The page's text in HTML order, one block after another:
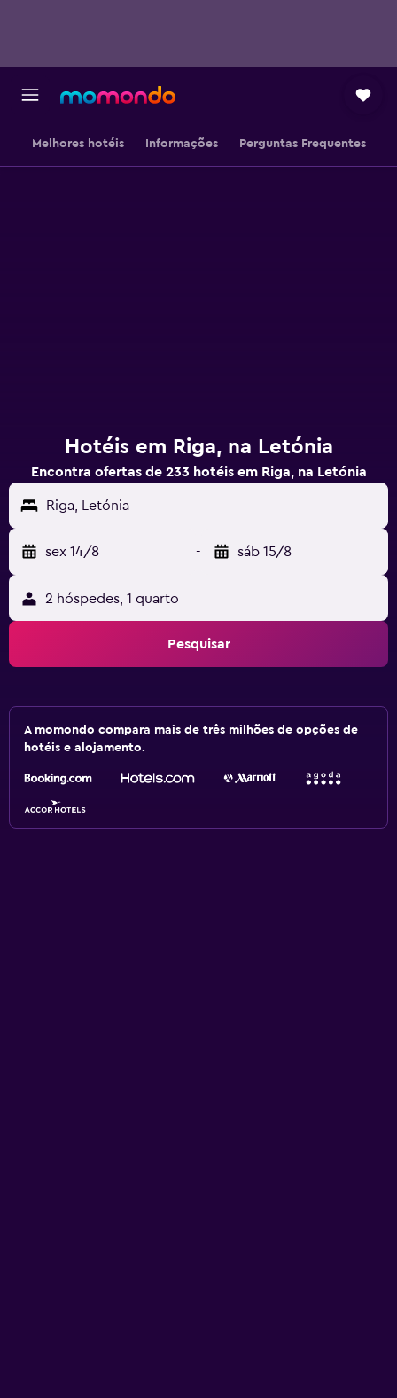
Melhores hotéis Informações Perguntas Frequentes
Hotéis em Riga, na Letónia
Encontra ofertas de 233 hotéis em Riga, na Letónia
Riga, Letónia
sex 14/8 - sáb 15/8
2 hóspedes, 1 quarto
Pesquisar
A momondo compara mais de três milhões de opções de
hotéis e alojamento.